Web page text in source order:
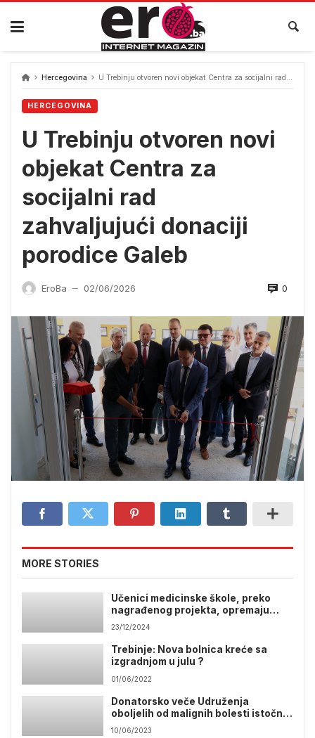
Skip
content
Hercegovina U Trebinju otvoren novi objekat Centra za socijalni rad zahvaljujući donaciji porodice Galeb
HERCEGOVINA
U Trebinju otvoren novi
objekat Centra za
socijalni rad
zahvaljujući donaciji
porodice Galeb
EroBa — 02/06/2026 0
MORE STORIES
Učenici medicinske škole, preko
nagrađenog projekta, opremaju
kabinet
23/12/2024
Trebinje: Nova bolnica kreće sa
izgradnjom u julu ?
01/06/2022
Donatorsko veče Udruženja
oboljelih od malignih bolesti istočne
Hercegovine
10/06/2023